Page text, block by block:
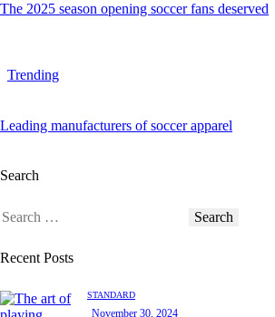
The 2025 season opening soccer fans deserved
Trending
Leading manufacturers of soccer apparel
Search
Recent Posts
STANDARD
November 30, 2024